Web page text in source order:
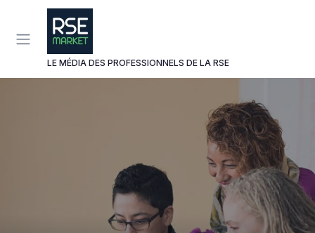
LE MÉDIA DES PROFESSIONNELS DE LA RSE
Panneau de gestion des cookies